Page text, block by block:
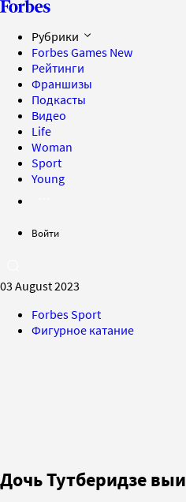
Рубрики
Forbes Games New
Рейтинги
Франшизы
Подкасты
Видео
Life
Woman
Sport
Young
Войти
03 August 2023
Forbes Sport
Фигурное катание
Дочь Тутберидзе